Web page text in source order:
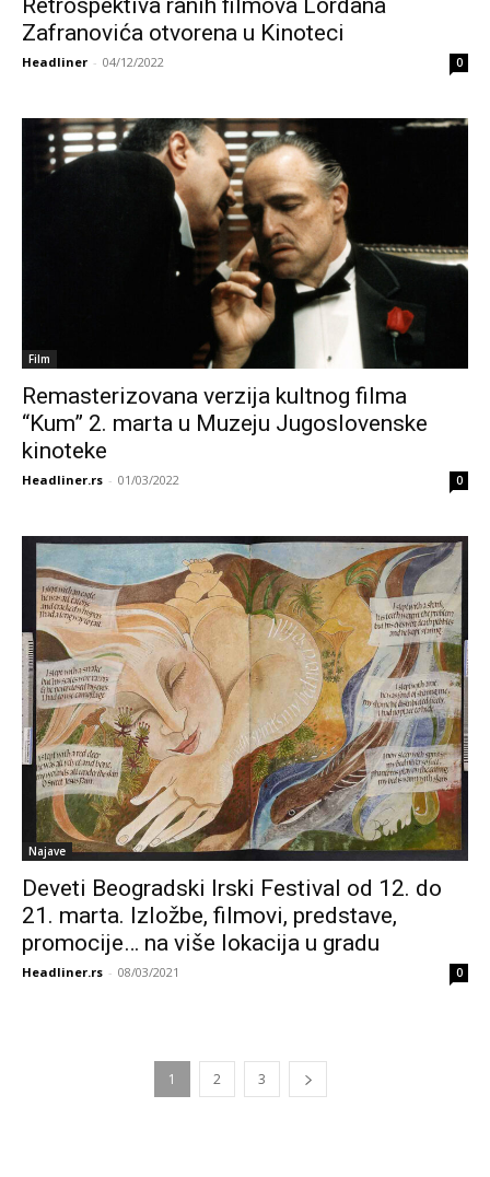
Retrospektiva ranih filmova Lordana
Zafranovića otvorena u Kinoteci
Headliner - 04/12/2022 0
Film
Remasterizovana verzija kultnog filma
“Kum” 2. marta u Muzeju Jugoslovenske
kinoteke
Headliner.rs - 01/03/2022 0
Najave
Deveti Beogradski Irski Festival od 12. do
21. marta. Izložbe, filmovi, predstave,
promocije… na više lokacija u gradu
Headliner.rs - 08/03/2021 0
1 2 3